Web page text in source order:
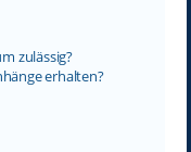
zulässig?
erhalten?